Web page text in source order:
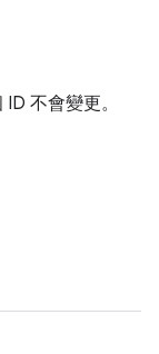
不會變更。